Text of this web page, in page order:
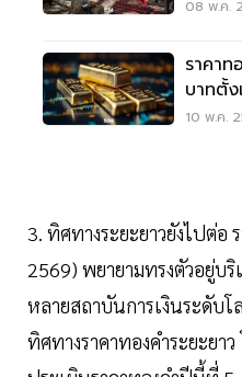
08 พ.ค.
ราคา
บาทตั้
10 พ.ค.
3. ทิศทางระยะยาวยังไปต่อ
2569) พยายามทรงตัวอยู่บ
หลายสถาบันการเงินระดับโ
ทิศทางราคาทองคำระยะยา